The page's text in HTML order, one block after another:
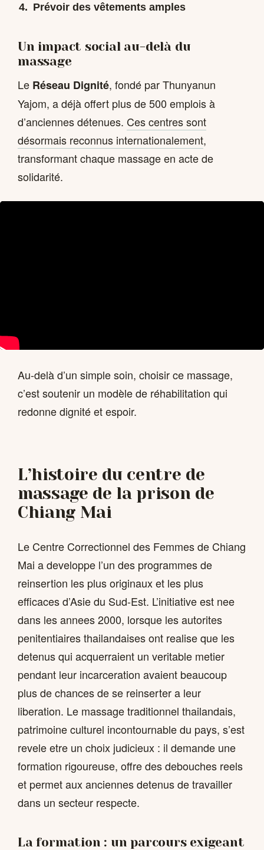
Prévoir des vêtements amples
Un impact social au-delà du
massage
Le Réseau Dignité, fondé par Thunyanun
Yajom, a déjà offert plus de 500 emplois à
d’anciennes détenues. Ces centres sont
désormais reconnus internationalement,
transformant chaque massage en acte de
solidarité.
Au-delà d’un simple soin, choisir ce massage,
c’est soutenir un modèle de réhabilitation qui
redonne dignité et espoir.
L’histoire du centre de
massage de la prison de
Chiang Mai
Le Centre Correctionnel des Femmes de Chiang
Mai a developpe l’un des programmes de
reinsertion les plus originaux et les plus
efficaces d’Asie du Sud-Est. L’initiative est nee
dans les annees 2000, lorsque les autorites
penitentiaires thailandaises ont realise que les
detenus qui acquerraient un veritable metier
pendant leur incarceration avaient beaucoup
plus de chances de se reinserter a leur
liberation. Le massage traditionnel thailandais,
patrimoine culturel incontournable du pays, s’est
revele etre un choix judicieux : il demande une
formation rigoureuse, offre des debouches reels
et permet aux anciennes detenus de travailler
dans un secteur respecte.
La formation : un parcours exigeant